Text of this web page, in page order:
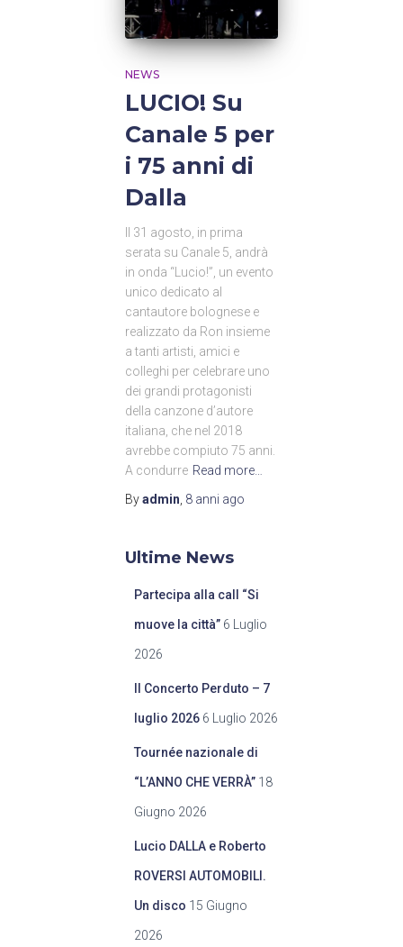
NEWS
LUCIO! Su
Canale 5 per
i 75 anni di
Dalla
Il 31 agosto, in prima
serata su Canale 5, andrà
in onda “Lucio!”, un evento
unico dedicato al
cantautore bolognese e
realizzato da Ron insieme
a tanti artisti, amici e
colleghi per celebrare uno
dei grandi protagonisti
della canzone d’autore
italiana, che nel 2018
avrebbe compiuto 75 anni.
A condurre Read more…
Byadmin, 8 anni ago
Ultime News
Partecipa alla call “Si
muove la città” 6 Luglio
2026
Il Concerto Perduto – 7
luglio 2026 6 Luglio 2026
Tournée nazionale di
“L’ANNO CHE VERRÀ” 18
Giugno 2026
Lucio DALLA e Roberto
ROVERSI AUTOMOBILI.
Un disco 15 Giugno
2026